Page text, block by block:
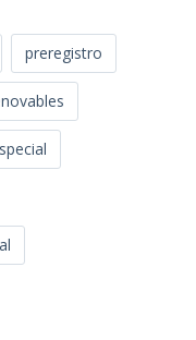
preregistro